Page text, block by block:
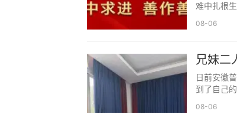
可以把食物、水放在门口，告
家里聚会、亲友聊天，尽量避
名校。更不要拿自己孩子和别人对
最后，不因为高考刻意改变生活
难中扎根
08-06
兄妹二
688分
日前安徽
到了自己
08-06